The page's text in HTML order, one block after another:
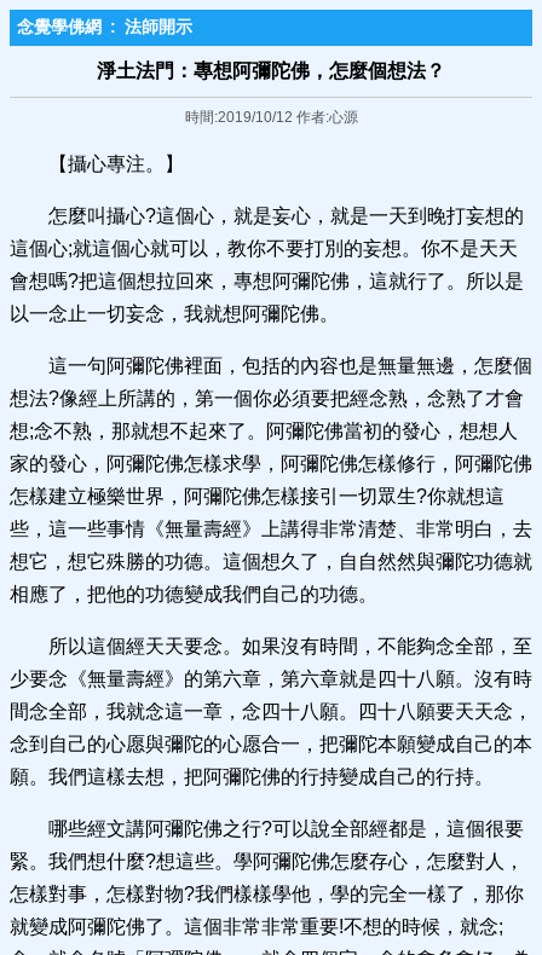
念覺學佛網 : 法師開示
淨土法門：專想阿彌陀佛，怎麼個想法？
時間:2019/10/12 作者:心源
【攝心專注。】
怎麼叫攝心?這個心，就是妄心，就是一天到晚打妄想的
這個心;就這個心就可以，教你不要打別的妄想。你不是天天
會想嗎?把這個想拉回來，專想阿彌陀佛，這就行了。所以是
以一念止一切妄念，我就想阿彌陀佛。
這一句阿彌陀佛裡面，包括的內容也是無量無邊，怎麼個
想法?像經上所講的，第一個你必須要把經念熟，念熟了才會
想;念不熟，那就想不起來了。阿彌陀佛當初的發心，想想人
家的發心，阿彌陀佛怎樣求學，阿彌陀佛怎樣修行，阿彌陀佛
怎樣建立極樂世界，阿彌陀佛怎樣接引一切眾生?你就想這
些，這一些事情《無量壽經》上講得非常清楚、非常明白，去
想它，想它殊勝的功德。這個想久了，自自然然與彌陀功德就
相應了，把他的功德變成我們自己的功德。
所以這個經天天要念。如果沒有時間，不能夠念全部，至
少要念《無量壽經》的第六章，第六章就是四十八願。沒有時
間念全部，我就念這一章，念四十八願。四十八願要天天念，
念到自己的心愿與彌陀的心愿合一，把彌陀本願變成自己的本
願。我們這樣去想，把阿彌陀佛的行持變成自己的行持。
哪些經文講阿彌陀佛之行?可以說全部經都是，這個很要
緊。我們想什麼?想這些。學阿彌陀佛怎麼存心，怎麼對人，
怎樣對事，怎樣對物?我們樣樣學他，學的完全一樣了，那你
就變成阿彌陀佛了。這個非常非常重要!不想的時候，就念;